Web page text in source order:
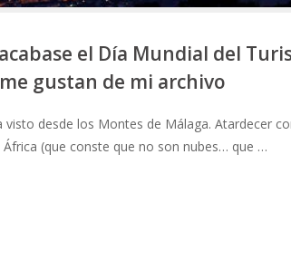
el Día Mundial del
gustan de mi archivo
visto desde los Montes de Málaga. Atardecer
(que conste que no son nubes… que …